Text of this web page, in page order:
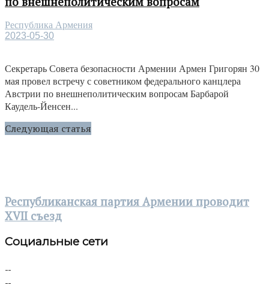
Республика Армения
2023-05-30
Секретарь Совета безопасности Армении Армен Григорян 30
мая провел встречу с советником федерального канцлера
Австрии по внешнеполитическим вопросам Барбарой
Каудель-Йенсен...
Следующая статья
Республиканская партия Армении проводит
XVII съезд
Социальные сети